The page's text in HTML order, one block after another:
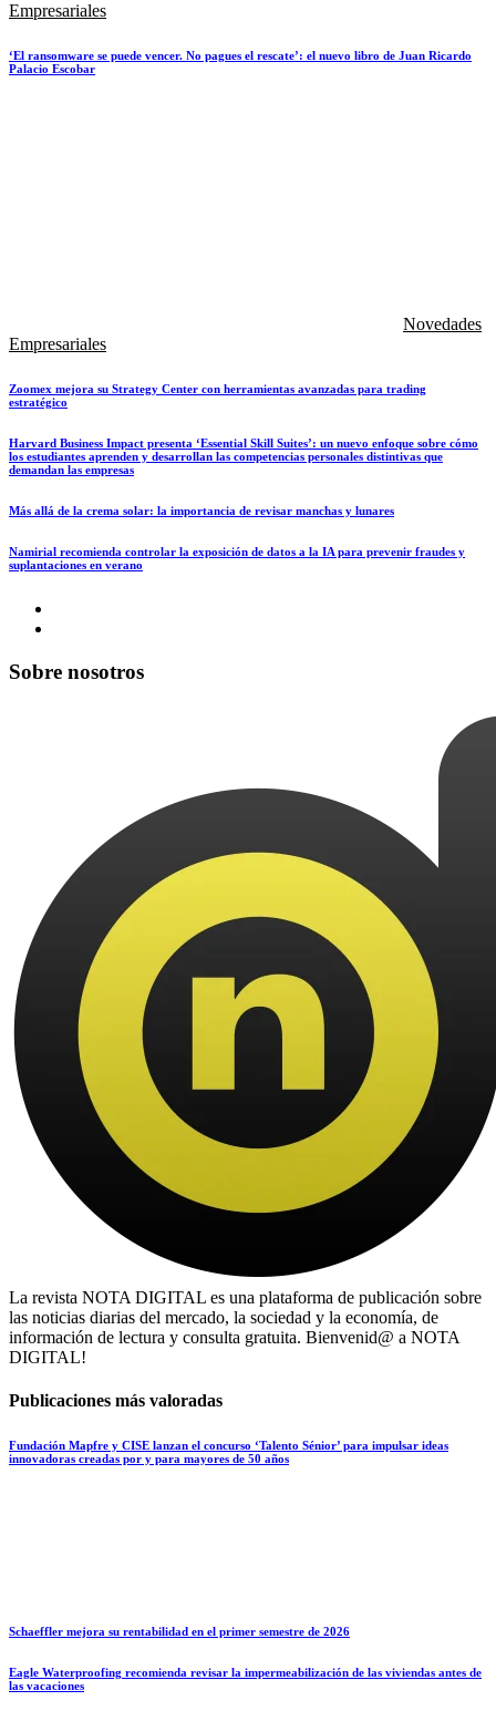
Empresariales
‘El ransomware se puede vencer. No pagues el rescate’: el nuevo libro de Juan Ricardo
Palacio Escobar
Novedades
Empresariales
Zoomex mejora su Strategy Center con herramientas avanzadas para trading
estratégico
Harvard Business Impact presenta ‘Essential Skill Suites’: un nuevo enfoque sobre cómo
los estudiantes aprenden y desarrollan las competencias personales distintivas que
demandan las empresas
Más allá de la crema solar: la importancia de revisar manchas y lunares
Namirial recomienda controlar la exposición de datos a la IA para prevenir fraudes y
suplantaciones en verano
Sobre nosotros
La revista NOTA DIGITAL es una plataforma de publicación sobre
las noticias diarias del mercado, la sociedad y la economía, de
información de lectura y consulta gratuita. Bienvenid@ a NOTA
DIGITAL!
Publicaciones más valoradas
Fundación Mapfre y CISE lanzan el concurso ‘Talento Sénior’ para impulsar ideas
innovadoras creadas por y para mayores de 50 años
Schaeffler mejora su rentabilidad en el primer semestre de 2026
Eagle Waterproofing recomienda revisar la impermeabilización de las viviendas antes de
las vacaciones